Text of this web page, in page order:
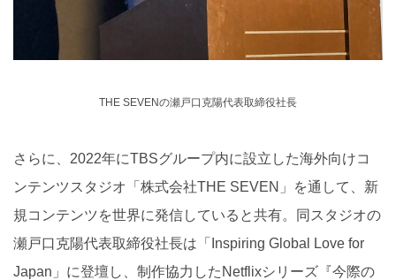
THE SEVENの瀬戸口克陽代表取締役社長
さらに、2022年にTBSグループ内に設立した海外向けコ
ンテンツスタジオ「株式会社THE SEVEN」を通して、新
規コンテンツを世界に発信していると共有。同スタジオの
瀬戸口克陽代表取締役社長は「Inspiring Global Love for
Japan」に登壇し、制作協力したNetflixシリーズ『今際の